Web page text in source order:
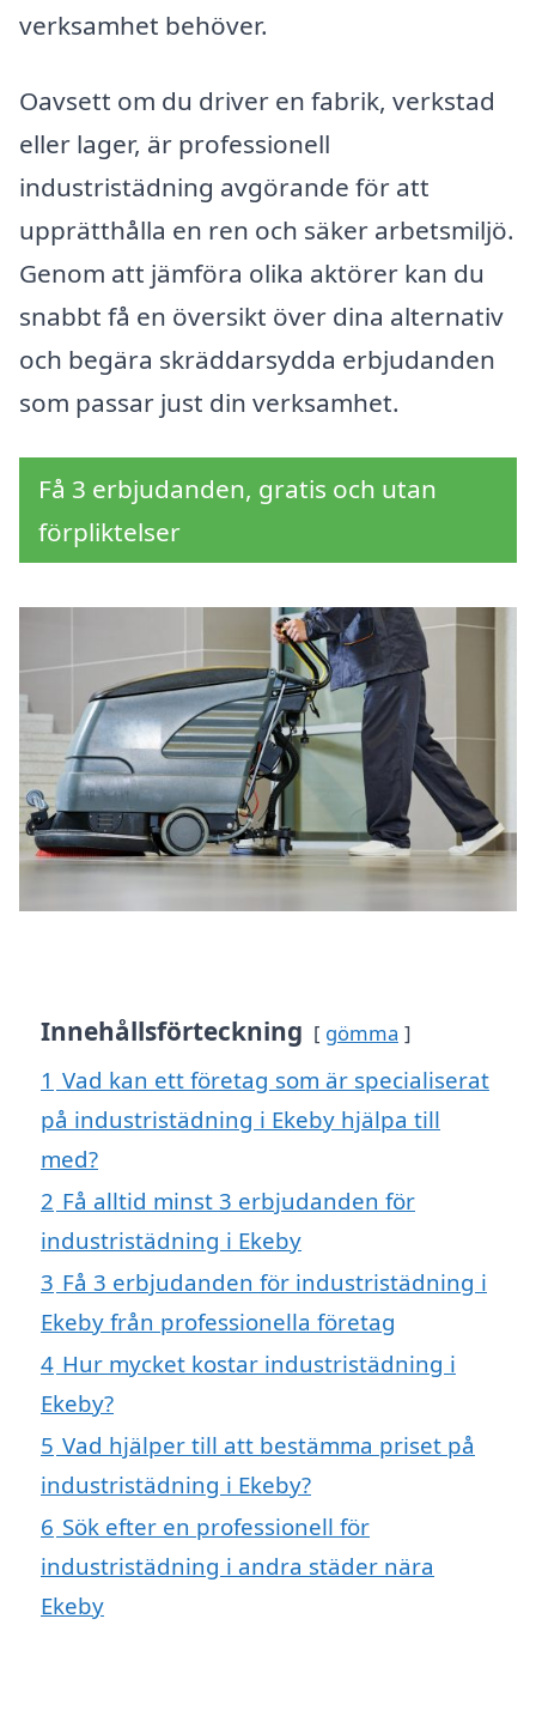
verksamhet behöver.
Oavsett om du driver en fabrik, verkstad
eller lager, är professionell
industristädning avgörande för att
upprätthålla en ren och säker arbetsmiljö.
Genom att jämföra olika aktörer kan du
snabbt få en översikt över dina alternativ
och begära skräddarsydda erbjudanden
som passar just din verksamhet.
Få 3 erbjudanden, gratis och utan
förpliktelser
Innehållsförteckning gömma
1 Vad kan ett företag som är specialiserat
på industristädning i Ekeby hjälpa till
med?
2 Få alltid minst 3 erbjudanden för
industristädning i Ekeby
3 Få 3 erbjudanden för industristädning i
Ekeby från professionella företag
4 Hur mycket kostar industristädning i
Ekeby?
5 Vad hjälper till att bestämma priset på
industristädning i Ekeby?
6 Sök efter en professionell för
industristädning i andra städer nära
Ekeby